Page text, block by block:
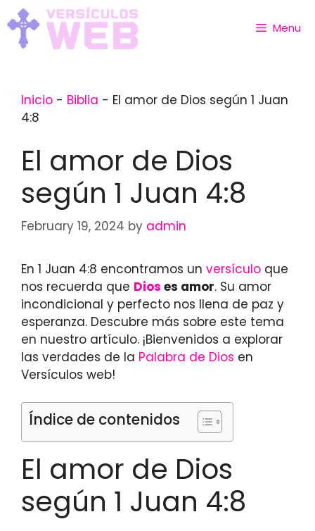
Skip
to
content
Menu
Inicio - Biblia - El amor de Dios según 1 Juan
4:8
El amor de Dios
según 1 Juan 4:8
February 19, 2024 by admin
En 1 Juan 4:8 encontramos un versículo que
nos recuerda que Dios es amor. Su amor
incondicional y perfecto nos llena de paz y
esperanza. Descubre más sobre este tema
en nuestro artículo. ¡Bienvenidos a explorar
las verdades de la Palabra de Dios en
Versículos web!
Índice de contenidos
El amor de Dios
según 1 Juan 4:8